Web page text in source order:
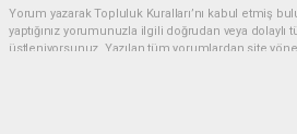
Yorum yazarak Topluluk Kuralları’nı kabul etmiş
yaptığınız yorumunuzla ilgili doğrudan veya dolaylı
üstleniyorsunuz. Yazılan tüm yorumlardan site